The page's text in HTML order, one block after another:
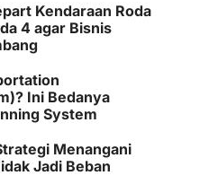
Kendaraan Roda
4 agar Bisnis
Ini Bedanya
System
Menangani
Jadi Beban